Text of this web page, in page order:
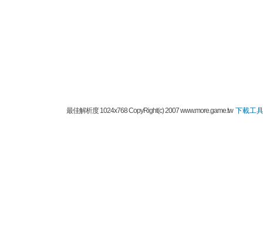
最佳解析度 1024x768 CopyRight(c) 2007 www.more.game.tw下載工